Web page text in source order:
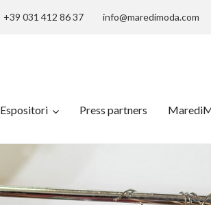
+39 031 412 86 37 info@maredimoda.com
Espositori Press partners